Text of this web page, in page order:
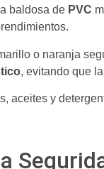
baldosa de PVC
o naranja
, evitando que
aceites y